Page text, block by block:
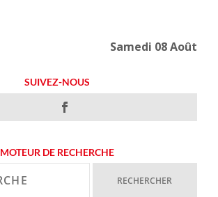
Samedi 08 Août
SUIVEZ-NOUS
MOTEUR DE RECHERCHE